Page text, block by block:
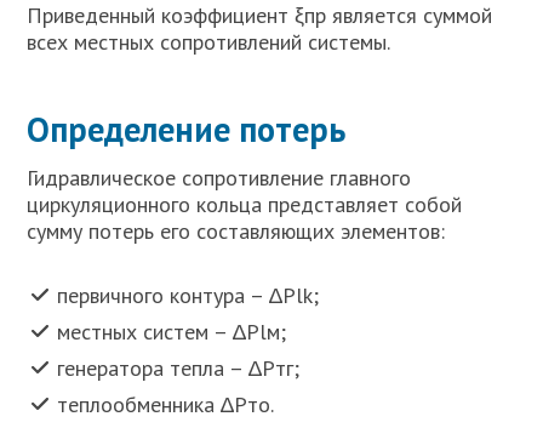
Приведенный коэффициент ξпр является суммой
всех местных сопротивлений системы.
Определение потерь
Гидравлическое сопротивление главного
циркуляционного кольца представляет собой
сумму потерь его составляющих элементов:
первичного контура – ∆Plk;
местных систем – ∆Plм;
генератора тепла – ∆Pтг;
теплообменника ∆Pто.